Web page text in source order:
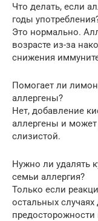
Что делать, если
годы
Это нормально.
возрасте из-за
снижения
Помогает ли
аллергены?
Нет, добавление
аллергены и
слизистой.
Нужно ли удалять
семьи аллергия?
Только если
остальных
предосторожности